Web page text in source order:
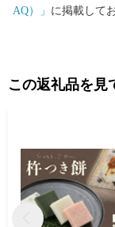
ートル 最低 220
AQ）」 に掲載して
この返礼品を見